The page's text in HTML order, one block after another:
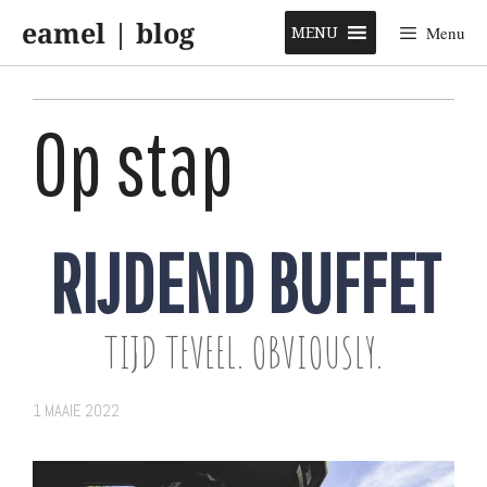
content
eamel | blog Menu
MENU
Op stap
RIJDEND BUFFET
TIJD TEVEEL. OBVIOUSLY.
1 MAAIE 2022